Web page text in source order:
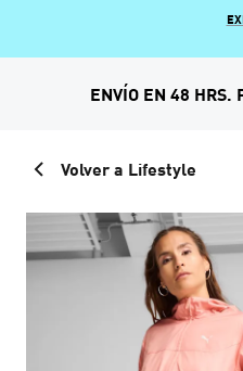
ENVÍO EN 48 HRS.
Volver a Lifestyle